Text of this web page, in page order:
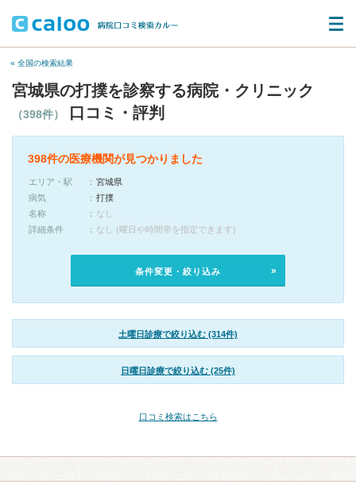
« 全国の検索結果
宮城県の打撲を診察する病院・クリニック
（398件） 口コミ・評判
398件の医療機関が見つかりました
エリア・駅
宮城県
病気
打撲
名称
なし
詳細条件
なし (曜日や時間帯を指定できます)
条件変更・絞り込み
土曜日診療で絞り込む (314件)
日曜日診療で絞り込む (25件)
口コミ検索はこちら